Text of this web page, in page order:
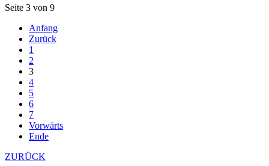
Seite 3 von 9
Anfang
Zurück
1
2
3
4
5
6
7
Vorwärts
Ende
ZURÜCK